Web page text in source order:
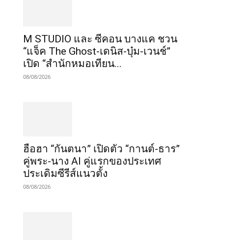
M STUDIO และ ซีคอน บางแค ชวน
“แจ็ค The Ghost-เดนิส-บุ๋ม-เวนช์”
เปิด “สำนักหมอเทียน...
08/08/2026
ฮือฮา “กันตนา” เปิดตัว “กานต์-ธาร”
คู่พระ-นาง AI คู่แรกของประเทศ
ประเดิมซีรีส์แนวตั้ง
08/08/2026